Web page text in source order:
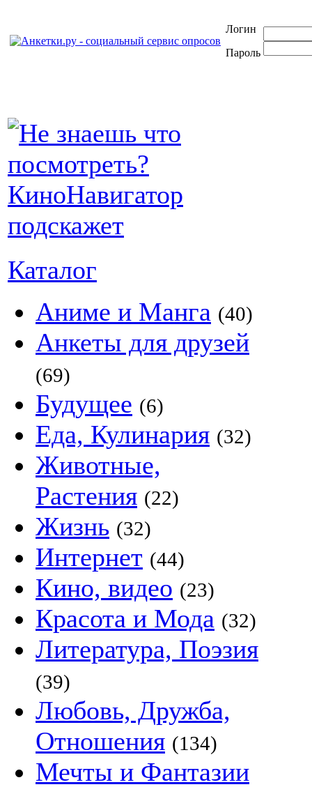
Логин
Пароль
Каталог
Аниме и Манга (40)
Анкеты для друзей
(69)
Будущее (6)
Еда, Кулинария (32)
Животные,
Растения (22)
Жизнь (32)
Интернет (44)
Кино, видео (23)
Красота и Мода (32)
Литература, Поэзия
(39)
Любовь, Дружба,
Отношения (134)
Мечты и Фантазии